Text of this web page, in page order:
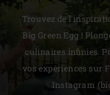
Trouvez de
Big Green Egg !
culinaires infinies.
vos expériences sur
Instagram